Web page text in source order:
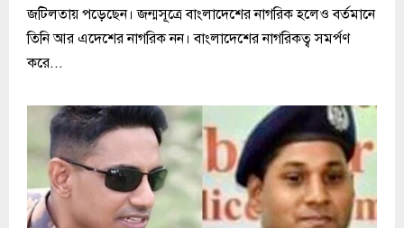
জটিলতায় পড়েছেন। জন্মসূত্রে বাংলাদেশের নাগরিক হলেও বর্তমানে
তিনি আর এদেশের নাগরিক নন। বাংলাদেশের নাগরিকত্ব সমর্পণ
করে...